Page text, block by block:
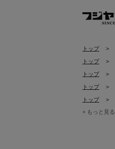
トップ >
トップ >
トップ >
トップ >
トップ >
+ もっと見る